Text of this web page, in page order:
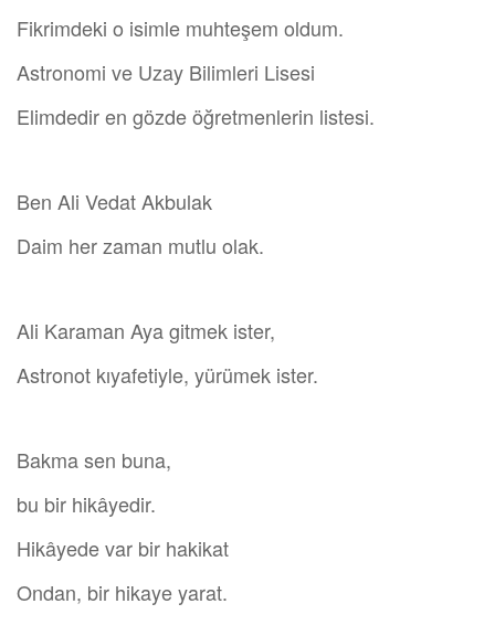
Fikrimdeki o isimle muhteşem oldum.
Astronomi ve Uzay Bilimleri Lisesi
Elimdedir en gözde öğretmenlerin listesi.
Ben Ali Vedat Akbulak
Daim her zaman mutlu olak.
Ali Karaman Aya gitmek ister,
Astronot kıyafetiyle, yürümek ister.
Bakma sen buna,
bu bir hikâyedir.
Hikâyede var bir hakikat
Ondan, bir hikaye yarat.